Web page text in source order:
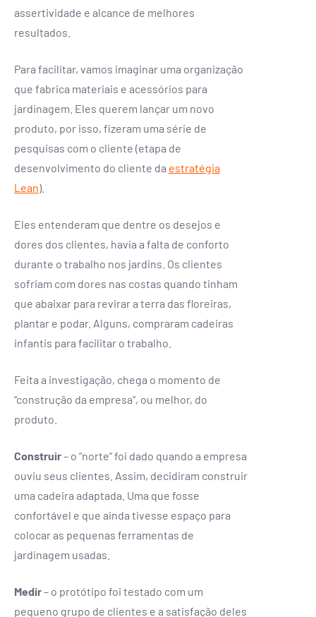
assertividade e alcance de melhores
resultados.
Para facilitar, vamos imaginar uma organização
que fabrica materiais e acessórios para
jardinagem. Eles querem lançar um novo
produto, por isso, fizeram uma série de
pesquisas com o cliente (etapa de
desenvolvimento do cliente da estratégia
Lean).
Eles entenderam que dentre os desejos e
dores dos clientes, havia a falta de conforto
durante o trabalho nos jardins. Os clientes
sofriam com dores nas costas quando tinham
que abaixar para revirar a terra das floreiras,
plantar e podar. Alguns, compraram cadeiras
infantis para facilitar o trabalho.
Feita a investigação, chega o momento de
“construção da empresa”, ou melhor, do
produto.
Construir– o “norte” foi dado quando a empresa
ouviu seus clientes. Assim, decidiram construir
uma cadeira adaptada. Uma que fosse
confortável e que ainda tivesse espaço para
colocar as pequenas ferramentas de
jardinagem usadas.
Medir– o protótipo foi testado com um
pequeno grupo de clientes e a satisfação deles